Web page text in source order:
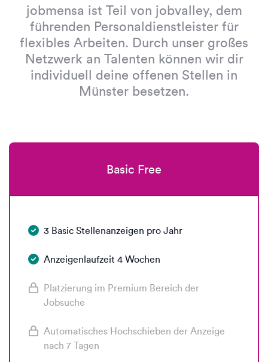
jobmensa ist Teil von jobvalley, dem
führenden Personaldienstleister für
flexibles Arbeiten. Durch unser großes
Netzwerk an Talenten können wir dir
individuell deine offenen Stellen in
Münster besetzen.
Basic Free
3 Basic Stellenanzeigen pro Jahr
Anzeigenlaufzeit 4 Wochen
Platzierung im Premium Bereich der
Jobsuche
Automatisches Hochschieben der Anzeige
nach 7 Tagen